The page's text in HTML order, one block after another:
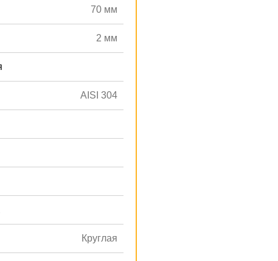
70 мм
2 мм
AISI 304
Круглая